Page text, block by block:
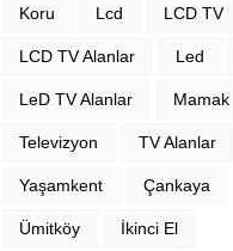
Koru Lcd LCD TV
LCD TV Alanlar Led
LeD TV Alanlar Mamak
Televizyon TV Alanlar
Yaşamkent Çankaya
Ümitköy İkinci El